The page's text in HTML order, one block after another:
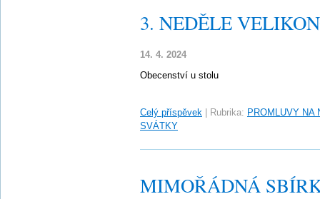
3. NEDĚLE
14. 4. 2024
Obecenství u stolu
Celý příspěvek Rubrika: PROMLUVY NA
SVÁTKY
MIMOŘÁDNÁ